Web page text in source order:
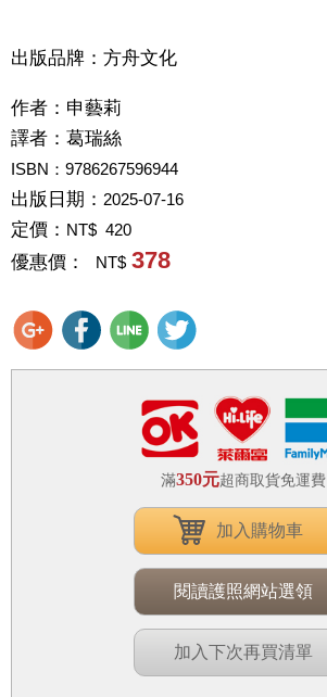
出版品牌：方舟文化
作者： 申藝莉
譯者： 葛瑞絲
ISBN：9786267596944
出版日期： 2025-07-16
定價： NT$ 420
優惠價： NT$ 378
滿350元超商取貨免運費
加入購物車
閱讀護照網站選領
加入下次再買清單